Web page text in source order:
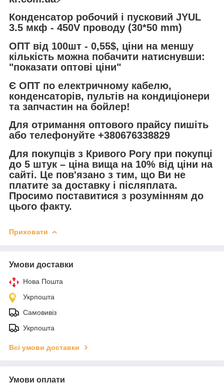
Конденсатор робочий і пусковий JYUL
3.5 мкф - 450V проводу (30*50 mm)
ОПТ від 100шт - 0,55$, ціни на меншу
кількість можна побачити натиснувши:
"показати оптові ціни"
Є ОПТ по електричному кабелю,
конденсаторів, пультів на кондиціонери
та запчастин на бойлер!
Для отримання оптового прайсу пишіть
або телефонуйте +380676338829
Для покупців з Кривого Рогу при покупці
до 5 штук – ціна вища на 10% від ціни на
сайті. Це пов'язано з тим, що Ви не
платите за доставку і післяплата.
Просимо поставитися з розумінням до
цього факту.
Приховати
Умови доставки
Нова Пошта
Укрпошта
Самовивіз
Укрпошта
Всі умови доставки
Умови оплати